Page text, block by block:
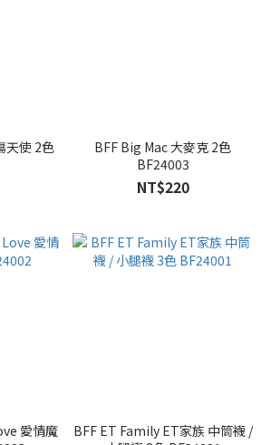
天使 2色
BFF Big Mac 大麥克 2色
BF24003
NT$220
愛情魔
BFF ET Family ET家族 中筒襪 /